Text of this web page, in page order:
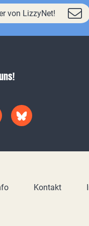
von LizzyNet!
Kontakt